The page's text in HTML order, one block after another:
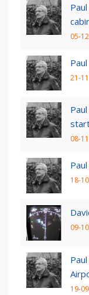
05-
21-
08-
18-
09-
19-